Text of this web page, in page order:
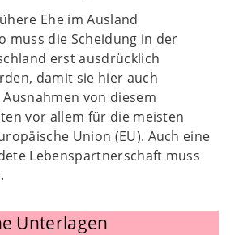
Ehe im Ausland
muss die Scheidung in der
erst ausdrücklich
damit sie hier auch
von diesem
vor allem für die meisten
Union (EU). Auch eine
Lebenspartnerschaft muss
Unterlagen